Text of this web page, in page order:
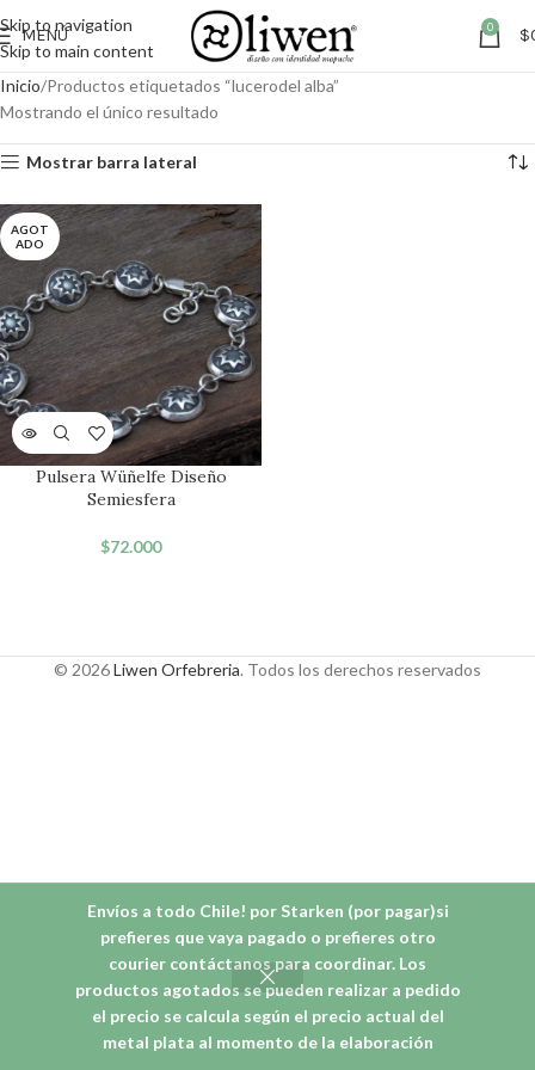
Envíos a todo Chile! por Starken (por pagar)si
prefieres que vaya pagado o prefieres otro
courier contáctanos para coordinar. Los
productos agotados se pueden realizar a pedido
el precio se calcula según el precio actual del
metal plata al momento de la elaboración
Skip to navigation
Skip to main content
MENÚ 0 $
Inicio Productos etiquetados “lucerodel alba”
Mostrando el único resultado
Mostrar barra lateral
AGOT
ADO
Pulsera Wüñelfe Diseño
Semiesfera
$72.000
© 2026Liwen Orfebreria. Todos los derechos reservados